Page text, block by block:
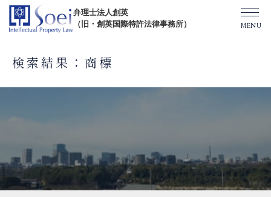
弁理士法人創英
（旧・創英国際特許法律事務所）
オフィス一覧
弁理士紹介
検索結果：商標